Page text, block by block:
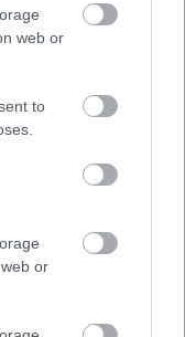
web or
to
or
vagy program
intuíciód erős,
Családod
feltölt pozitív
adhat a
Hét év szerencse
beírása után